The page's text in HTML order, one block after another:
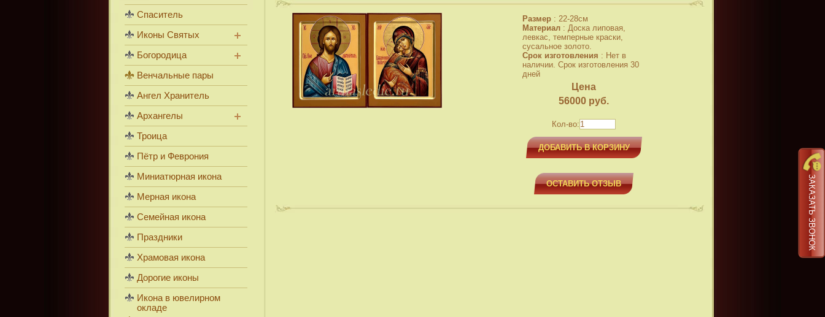
Размер : 22-28см
Материал : Доска липовая,
левкас, темперные краски,
сусальное золото.
Срок изготовления : Нет в
наличии. Срок изготовления 30
дней
Цена
56000 руб.
Кол-во:
ДОБАВИТЬ В КОРЗИНУ
ОСТАВИТЬ ОТЗЫВ
Спаситель
Иконы Святых
Богородица
Венчальные пары
Ангел Хранитель
Архангелы
Троица
Пётр и Феврония
Миниатюрная икона
Мерная икона
Семейная икона
Праздники
Храмовая икона
Дорогие иконы
Икона в ювелирном
окладе
ЗАКАЗАТЬ ЗВОНОК